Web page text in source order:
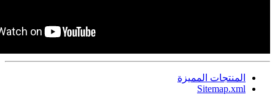
المنتجات المميزة
Sitemap.xml